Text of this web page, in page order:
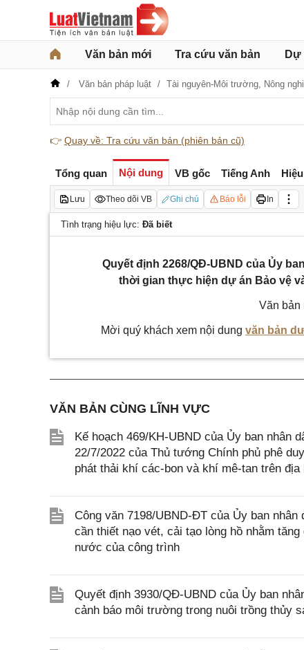
Văn bản mới Tra cứu văn bản Dự
Văn bản pháp luật Tài nguyên-Môi trường, Nông
👉 Quay về: Tra cứu văn bản (phiên bản cũ)
Tổng quan Nội dung VB gốc Tiếng Anh
Lưu Theo dõi VB Ghi chú Báo lỗi In
Tình trạng hiệu lực: Đã biết
Quyết định 2268/QĐ-UBND của Ủy
thời gian thực hiện dự án Bảo vệ
Văn bản
Mời quý khách xem nội dung văn bản
VĂN BẢN CÙNG LĨNH VỰC
Kế hoạch 469/KH-UBND của Ủy ban nhân
22/7/2022 của Thủ tướng Chính phủ phê
phát thải khí các-bon và khí mê-tan trên địa
Công văn 7198/UBND-ĐT của Ủy ban
cần thiết nạo vét, cải tạo lòng hồ nhằm
nước của công trình
Quyết định 3930/QĐ-UBND của Ủy ban
cảnh báo môi trường trong nuôi trồng thủy